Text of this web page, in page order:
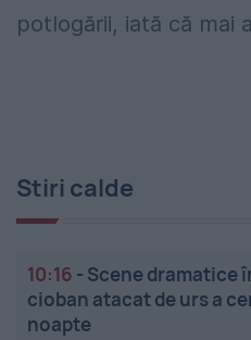
potlogării, iată că mai
Stiri calde
10:16 - Scene dramatice
cioban atacat de urs a
noapte